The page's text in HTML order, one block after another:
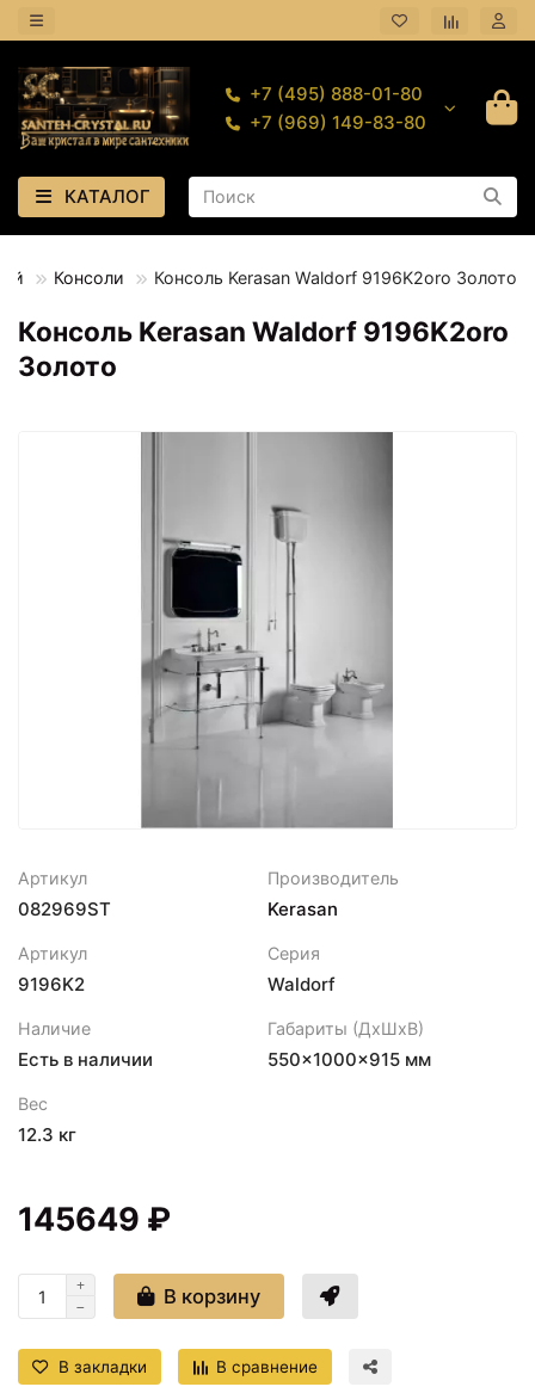
+7 (495) 888-01-80
+7 (969) 149-83-80
КАТАЛОГ
Консоли Консоль Kerasan Waldorf 9196K2oro Золото
Консоль Kerasan Waldorf 9196K2oro
Золото
Артикул
082969ST
Производитель
Kerasan
Артикул
9196K2
Серия
Waldorf
Наличие
Есть в наличии
Габариты (ДхШхВ)
550×1000×915 мм
Вес
12.3 кг
145649 ₽
В корзину
В закладки В сравнение